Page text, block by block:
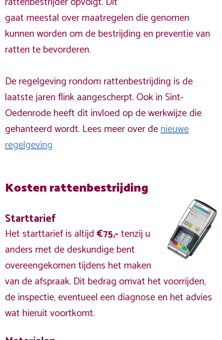
gaat meestal over maatregelen die genomen
kunnen worden om de bestrijding en preventie van
ratten te bevorderen.
De regelgeving rondom rattenbestrijding is de
laatste jaren flink aangescherpt. Ook in Sint-
Oedenrode heeft dit invloed op de werkwijze die
gehanteerd wordt. Lees meer over denieuwe
regelgeving
Kosten rattenbestrijding
Starttarief
Het starttarief is altijd€75,-tenzij u
anders met de deskundige bent
overeengekomen tijdens het maken
van de afspraak. Dit bedrag omvat het voorrijden,
de inspectie, eventueel een diagnose en het advies
wat hieruit voortkomt.